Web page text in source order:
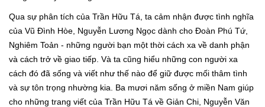
Qua sự phân tích của Trần Hữu Tá, ta cảm nhận được tình nghĩa
của Vũ Đình Hòe, Nguyễn Lương Ngọc dành cho Đoàn Phú Tứ,
Nghiêm Toản - những người bạn một thời cách xa về danh phận
và cách trở về giao tiếp. Và ta cũng hiểu những con người xa
cách đó đã sống và viết như thế nào để giữ được mối thâm tình
và sự tôn trọng nhường kia. Ba mươi năm sống ở miền Nam giúp
cho những trang viết của Trần Hữu Tá về Giản Chi, Nguyễn Văn